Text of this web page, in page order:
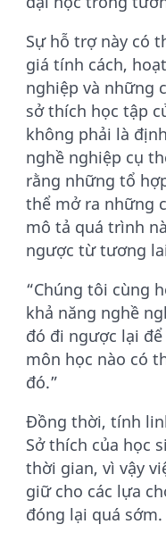
Sự hỗ trợ này có
giá tính cách,
nghiệp và những
sở thích học tập
không phải là
nghề nghiệp cụ
rằng những tổ
thể mở ra những
mô tả quá trình
ngược từ tương
“Chúng tôi cùng
khả năng nghề
đó đi ngược lại
môn học nào có
đó.”
Đồng thời, tính
Sở thích của học
thời gian, vì vậy
giữ cho các lựa
đóng lại quá sớm.